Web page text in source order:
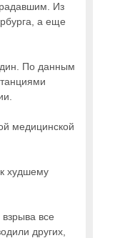
Из
а еще
По данным
медицинской
худшему
все
других,